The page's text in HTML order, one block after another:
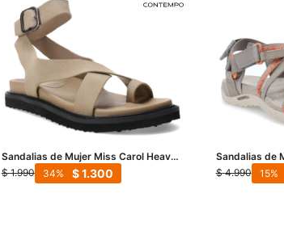
Sandalias de Mujer Miss Carol Heaven
- Taupe
$ 1.990 $1.300
34
Sandalias de
Cush Lattice -
$ 4.990 15